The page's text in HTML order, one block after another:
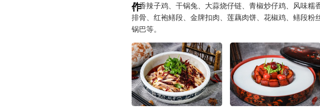
作
川香辣子鸡、干锅兔、大蒜烧仔链、青椒炒仔鸡、风味
排骨、红袍鳝段、金牌扣肉、莲藕肉饼、花椒鸡、鳝段
锅巴等。